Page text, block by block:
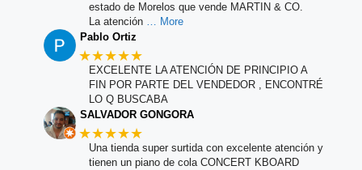
estado de Morelos que vende MARTIN & CO.
La atención
… More
Pablo Ortiz
★★★★★
EXCELENTE LA ATENCIÓN DE PRINCIPIO A
FIN POR PARTE DEL VENDEDOR , ENCONTRÉ
LO Q BUSCABA
SALVADOR GONGORA
★★★★★
Una tienda super surtida con excelente atención y
tienen un piano de cola CONCERT KBOARD